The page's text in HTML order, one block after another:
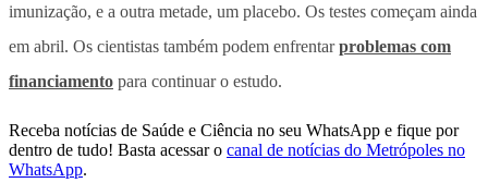
imunização, e a outra metade, um placebo. Os testes começam ainda
em abril. Os cientistas também podem enfrentarproblemas com
financiamento para continuar o estudo.
Receba notícias de Saúde e Ciência no seu WhatsApp e fique por
dentro de tudo! Basta acessar o canal de notícias do Metrópoles no
WhatsApp.